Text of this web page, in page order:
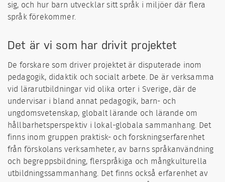
sig, och hur barn utvecklar sitt språk i miljöer där flera
språk förekommer.
Det är vi som har drivit projektet
De forskare som driver projektet är disputerade inom
pedagogik, didaktik och socialt arbete. De är verksamma
vid lärarutbildningar vid olika orter i Sverige, där de
undervisar i bland annat pedagogik, barn- och
ungdomsvetenskap, globalt lärande och lärande om
hållbarhetsperspektiv i lokal-globala sammanhang. Det
finns inom gruppen praktisk- och forskningserfarenhet
från förskolans verksamheter, av barns språkanvändning
och begreppsbildning, flerspråkiga och mångkulturella
utbildningssammanhang. Det finns också erfarenhet av